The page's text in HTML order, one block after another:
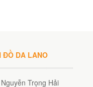
ĐỒ DA LANO
Trọng Hải